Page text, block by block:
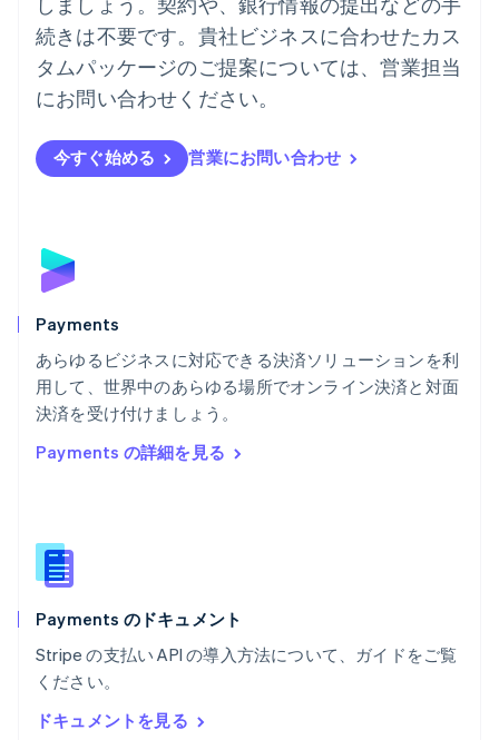
続きは不要です。貴社ビジネスに合わせたカス
タムパッケージのご提案については、営業担当
にお問い合わせください。
今すぐ始める 営業にお問い合わせ
Payments
あらゆるビジネスに対応できる決済ソリューションを利
用して、世界中のあらゆる場所でオンライン決済と対面
決済を受け付けましょう。
Payments の詳細を見る
Payments のドキュメント
Stripe の支払い API の導入方法について、ガイドをご覧
ください。
ドキュメントを見る
English
ノルウェー
ハンガリー
English
EnglishSvenska
ブラジル
ブルガリア
English
Nederlands
English
ポルトガル
PortuguêsEnglish
English
Español
ラトビア
リトアニア
リヒテンシュタイン
Deutsch
ルーマニア
English